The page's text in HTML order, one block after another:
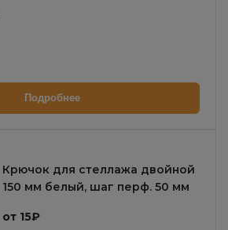
Подробнее
Крючок для стеллажа двойной
150 мм белый, шаг перф. 50 мм
от 15₽